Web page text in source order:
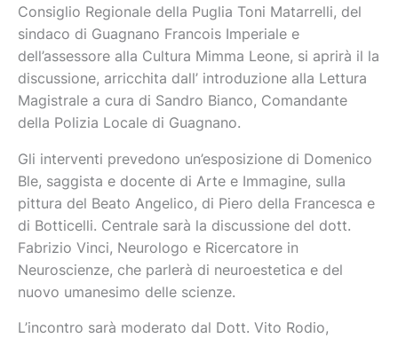
Consiglio Regionale della Puglia Toni Matarrelli, del
sindaco di Guagnano Francois Imperiale e
dell’assessore alla Cultura Mimma Leone, si aprirà il la
discussione, arricchita dall’ introduzione alla Lettura
Magistrale a cura di Sandro Bianco, Comandante
della Polizia Locale di Guagnano.
Gli interventi prevedono un’esposizione di Domenico
Ble, saggista e docente di Arte e Immagine, sulla
pittura del Beato Angelico, di Piero della Francesca e
di Botticelli. Centrale sarà la discussione del dott.
Fabrizio Vinci, Neurologo e Ricercatore in
Neuroscienze, che parlerà di neuroestetica e del
nuovo umanesimo delle scienze.
L’incontro sarà moderato dal Dott. Vito Rodio,